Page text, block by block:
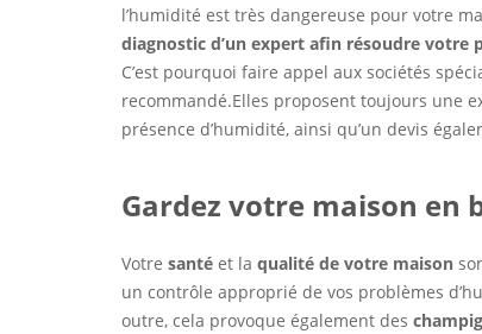
l’humidité est très dangereuse pour votre
diagnostic d’un expert afin résoudre votre
C’est pourquoi faire appel aux sociétés
recommandé.Elles proposent toujours une
présence d’humidité, ainsi qu’un devis
Gardez votre maison en
Votre santé et la qualité de votre maison
un contrôle approprié de vos problèmes
outre, cela provoque également des